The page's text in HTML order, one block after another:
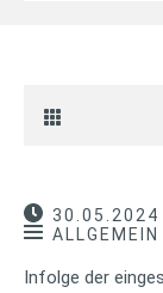
30.05.2024
ALLGEMEIN
Infolge der